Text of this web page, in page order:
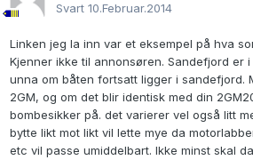
Svart 10.Februar.2014
Linken jeg la inn var et eksempel på hva
Kjenner ikke til annonsøren. Sandefjord er
unna om båten fortsatt ligger i sandefjord.
2GM, og om det blir identisk med din
bombesikker på. det varierer vel også litt
bytte likt mot likt vil lette mye da
etc vil passe umiddelbart. Ikke minst skal